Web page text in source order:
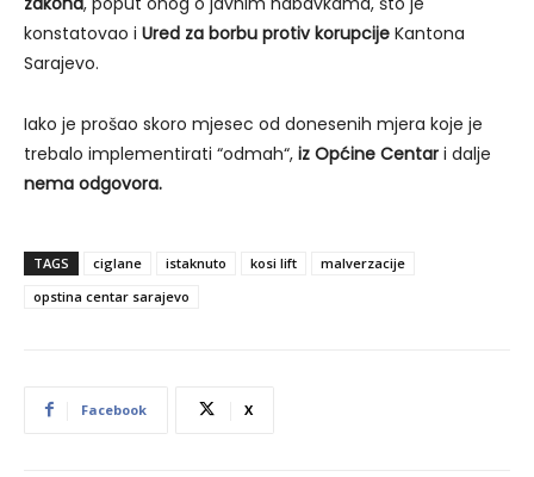
konstatovao i Ured za borbu protiv korupcije Kantona
Sarajevo.
Iako je prošao skoro mjesec od donesenih mjera koje je
trebalo implementirati “odmah“, iz Općine Centar i dalje
nema odgovora.
TAGS ciglane istaknuto kosi lift
malverzacije
opstina centar sarajevo
Facebook X